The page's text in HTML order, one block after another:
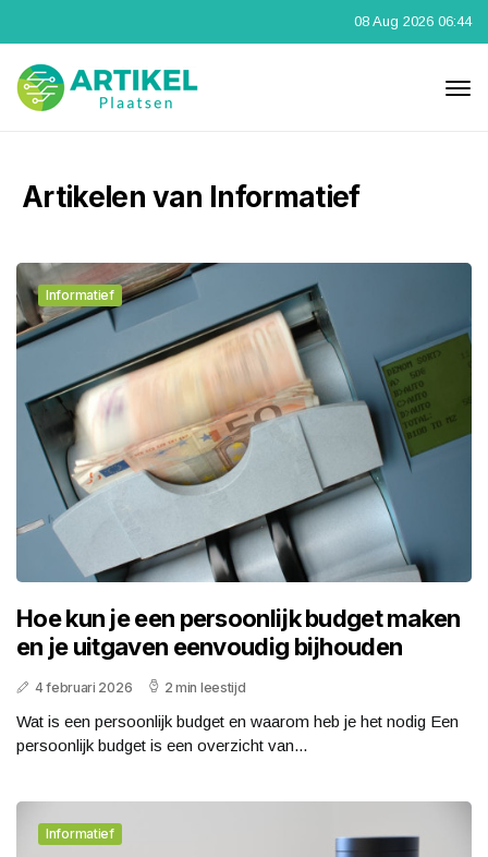
08 Aug 2026 06:44
Artikelen van Informatief
Informatief
Hoe kun je een persoonlijk budget maken
en je uitgaven eenvoudig bijhouden
4 februari 2026 2 min leestijd
Wat is een persoonlijk budget en waarom heb je het nodig Een
persoonlijk budget is een overzicht van...
Informatief